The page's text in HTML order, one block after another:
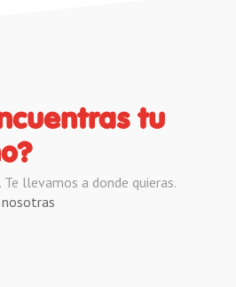
tu
Te llevamos a donde quieras.